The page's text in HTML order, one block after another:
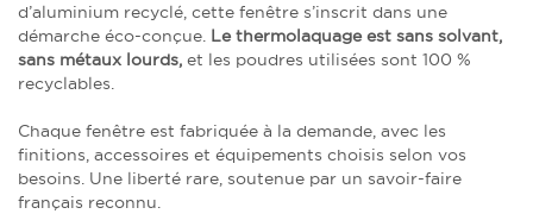
d’aluminium recyclé, cette fenêtre s’inscrit dans une
démarche éco-conçue. Le thermolaquage est sans solvant,
sans métaux lourds, et les poudres utilisées sont 100 %
recyclables.
Chaque fenêtre est fabriquée à la demande, avec les
finitions, accessoires et équipements choisis selon vos
besoins. Une liberté rare, soutenue par un savoir-faire
français reconnu.